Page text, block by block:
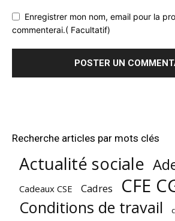
Enregistrer mon nom, email pour la
commenterai.( Facultatif)
Recherche articles par mots clés
Actualité sociale
Cadeaux CSE Cadres CFE
Conditions de travail